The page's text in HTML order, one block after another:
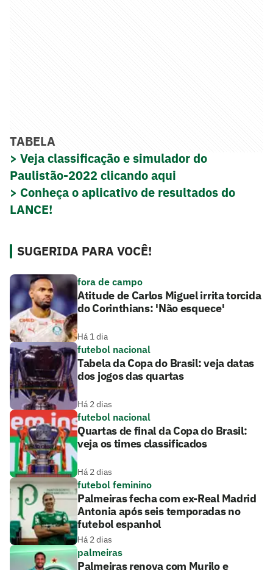
TABELA
> Veja classificação e simulador do
Paulistão-2022 clicando aqui
> Conheça o aplicativo de resultados do
LANCE!
SUGERIDA PARA VOCÊ!
fora de campo
Atitude de Carlos Miguel irrita torcida
do Corinthians: 'Não esquece'
Há 1 dia
futebol nacional
Tabela da Copa do Brasil: veja datas
dos jogos das quartas
Há 2 dias
futebol nacional
Quartas de final da Copa do Brasil:
veja os times classificados
Há 2 dias
futebol feminino
Palmeiras fecha com ex-Real Madrid
Antonia após seis temporadas no
futebol espanhol
Há 2 dias
palmeiras
Palmeiras renova com Murilo e